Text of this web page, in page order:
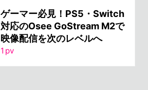
ゲーマー必見！PS5・Switch
対応のOsee GoStream M2で
映像配信を次のレベルへ
1 pv